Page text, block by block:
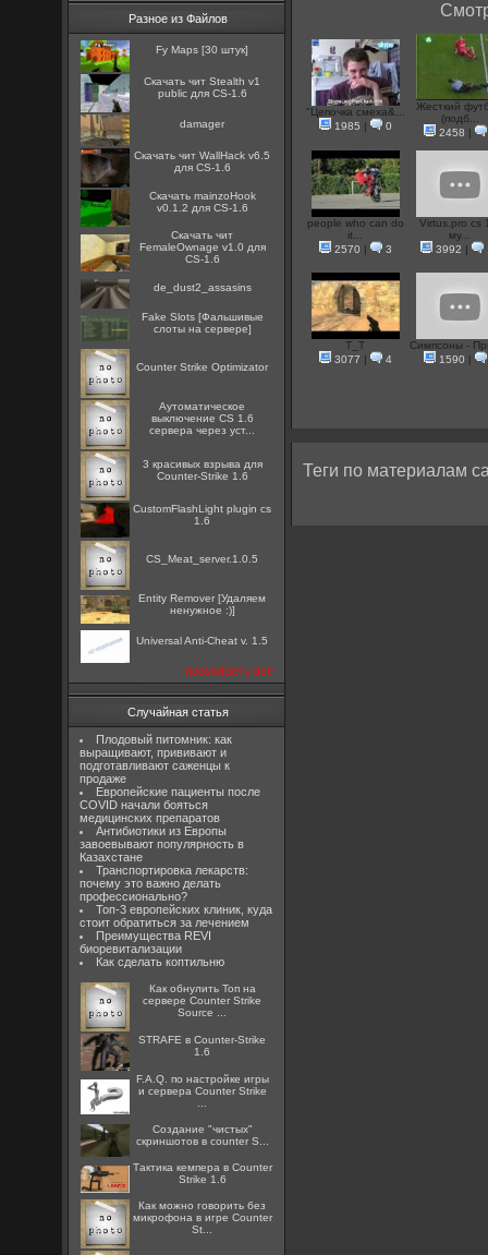
Разное из Файлов
Fy Maps [30 штук]
Скачать чит Stealth v1
public для CS-1.6
damager
Скачать чит WallHack v6.5
для CS-1.6
Скачать mainzoHook
v0.1.2 для CS-1.6
Скачать чит
FemaleOwnage v1.0 для
CS-1.6
de_dust2_assasins
Fake Slots [Фальшивые
слоты на сервере]
Counter Strike Optimizator
Аутоматическое
выключение CS 1.6
сервера через уст...
3 красивых взрыва для
Counter-Strike 1.6
CustomFlashLight plugin cs
1.6
CS_Meat_server.1.0.5
Entity Remover [Удаляем
ненужное :)]
Universal Anti-Cheat v. 1.5
посмотреть все
Случайная статья
Плодовый питомник: как
выращивают, прививают и
подготавливают саженцы к
продаже
Европейские пациенты после
COVID начали бояться
медицинских препаратов
Антибиотики из Европы
завоевывают популярность в
Казахстане
Транспортировка лекарств:
почему это важно делать
профессионально?
Топ-3 европейских клиник, куда
стоит обратиться за лечением
Преимущества REVI
биоревитализации
Как сделать коптильню
Как обнулить Топ на
сервере Counter Strike
Source ...
STRAFE в Counter-Strike
1.6
F.A.Q. по настройке игры
и сервера Counter Strike
Создание "чистых"
скриншотов в counter S...
Тактика кемпера в Counter
Strike 1.6
Как можно говорить без
микрофона в игре Counter
St...
"Цепочка смеха&...
1985 | 0
Жесткий
(подб...
2458 |
people who can do
it...
2570 | 3
Virtus.pro cs
му...
3992 |
T_T
3077 | 4
Симпсоны -
1590 |
Теги по материалам